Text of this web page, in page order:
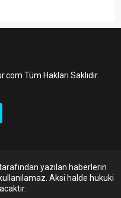
Tüm Hakları Saklıdır.
yazılan haberlerin
Aksi halde hukuki